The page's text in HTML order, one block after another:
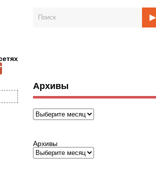
Архивы
Архивы
Архивы